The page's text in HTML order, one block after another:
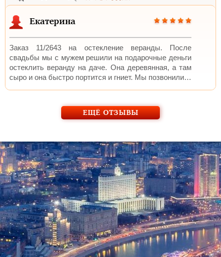
Екатерина
Заказ 11/2643 на остекление веранды. После
свадьбы мы с мужем решили на подарочные деньги
остеклить веранду на даче. Она деревянная, а там
сыро и она быстро портится и гниет. Мы позвонили…
ЕЩЁ ОТЗЫВЫ